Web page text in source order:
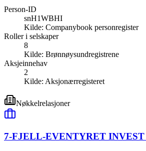
Person-ID
snH1WBHI
Kilde: Companybook personregister
Roller i selskaper
8
Kilde: Brønnøysundregistrene
Aksjeinnehav
2
Kilde: Aksjonærregisteret
Nøkkelrelasjoner
7-FJELL-EVENTYRET INVEST